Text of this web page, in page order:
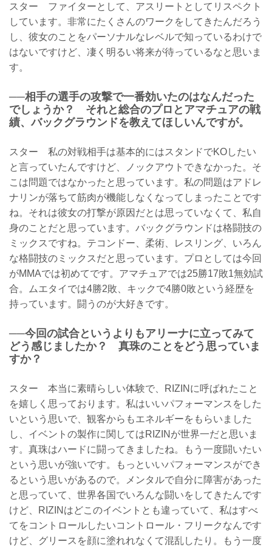
スター ファイターとして、アスリートとしてリスペクト
しています。非常にたくさんのワークをしてきたんだろう
し、彼女のことをパーソナルなレベルで知っているわけで
はないですけど、凄く明るい将来が待っているなと思いま
す。
──相手の選手の攻撃で一番効いたのはなんだった
でしょうか？ それと総合のプロとアマチュアの戦
績、バックグラウンドを教えてほしいんですが。
スター 私の対戦相手は基本的にはスタンドでKOしたい
と言っていたんですけど、ノックアウトできなかった。そ
こは問題ではなかったと思っています。私の問題はアドレ
ナリンが落ちて筋肉が機能しなくなってしまったことです
ね。それは彼女の打撃が原因だとは思っていなくて、私自
身のことだと思っています。バックグラウンドは格闘技の
ミックスですね。テコンドー、柔術、レスリング、いろん
な格闘技のミックスだと思っています。プロとしては今回
がMMAでは初めてです。アマチュアでは25勝17敗1無効試
合。ムエタイでは4勝2敗、キックで4勝0敗という経歴を
持っています。闘うのが大好きです。
──今回の試合というよりもアリーナに立ってみて
どう感じましたか？ 真珠のことをどう思っていま
すか？
スター 本当に素晴らしい体験で、RIZINに呼ばれたこと
を嬉しく思っております。私はいいパフォーマンスをした
いという思いで、観客からもエネルギーをもらいました
し、イベントの製作に関してはRIZINが世界一だと思いま
す。真珠はハードに闘ってきましたね。もう一度闘いたい
という思いが強いです。もっといいパフォーマンスができ
るという思いがあるので。メンタルで自分に障害があった
と思っていて、世界各国でいろんな闘いをしてきたんです
けど、RIZINはどこのイベントとも違っていて、私はすべ
てをコントロールしたいコントロール・フリークなんです
けど、グリースを顔に塗れれなくて混乱したり。もう一度